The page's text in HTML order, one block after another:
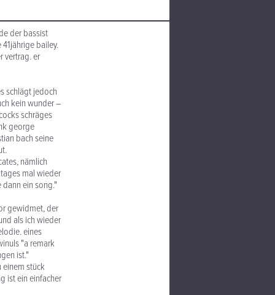
der bassist
bailey.
vertrag. er
schlägt jedoch
kein wunder –
schräges
george
bach seine
nämlich
mal wieder
ein song."
gewidmet, der
als ich wieder
eines
"a remark
ist."
stück
ist ein einfacher